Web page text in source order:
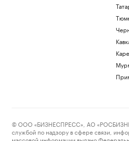
© ООО «БИЗНЕСПРЕСС», АО
службой по надзору в сфере связи,